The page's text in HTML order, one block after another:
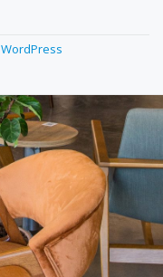
WordPress